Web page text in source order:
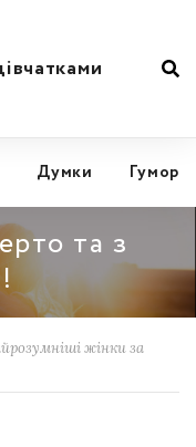
Думки Гумор
та з
жінки за